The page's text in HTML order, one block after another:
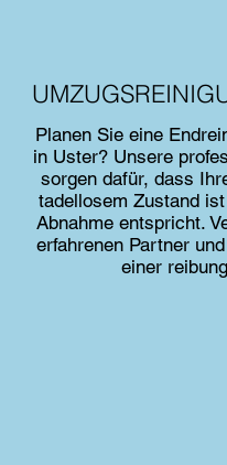
Planen Sie eine
in Uster? Unsere
sorgen dafür, dass
tadellosem Zustand
Abnahme entspricht.
erfahrenen Partner
einer